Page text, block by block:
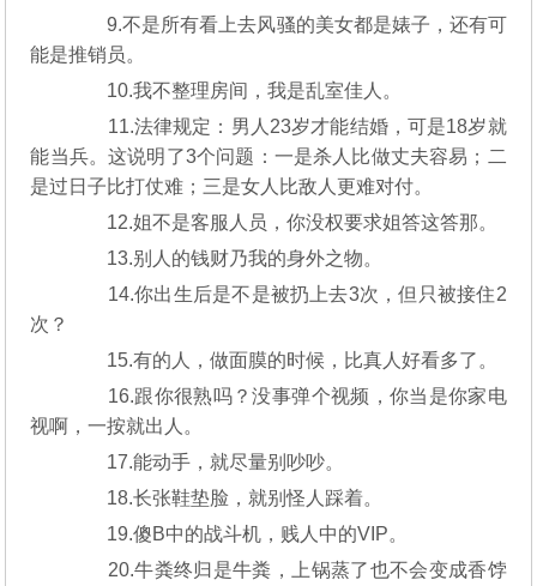
9.不是所有看上去风骚的美女都是婊子，还有可
能是推销员。
10.我不整理房间，我是乱室佳人。
11.法律规定：男人23岁才能结婚，可是18岁就
能当兵。这说明了3个问题：一是杀人比做丈夫容易；二
是过日子比打仗难；三是女人比敌人更难对付。
12.姐不是客服人员，你没权要求姐答这答那。
13.别人的钱财乃我的身外之物。
14.你出生后是不是被扔上去3次，但只被接住2
次？
15.有的人，做面膜的时候，比真人好看多了。
16.跟你很熟吗？没事弹个视频，你当是你家电
视啊，一按就出人。
17.能动手，就尽量别吵吵。
18.长张鞋垫脸，就别怪人踩着。
19.傻B中的战斗机，贱人中的VIP。
20.牛粪终归是牛粪，上锅蒸了也不会变成香饽